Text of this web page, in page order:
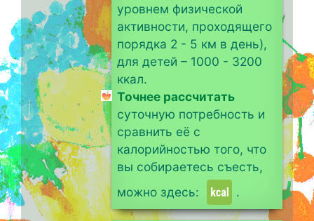
уровнем физической
активности, проходящего
порядка 2 - 5 км в день),
для детей – 1000 - 3200
ккал.
Точнее рассчитать
суточную потребность и
сравнить её с
калорийностью того, что
вы собираетесь съесть,
можно здесь:
.